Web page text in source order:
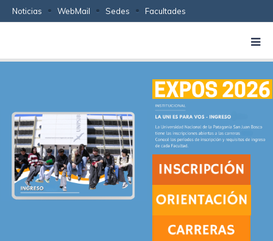
Noticias WebMail Sedes Facultades